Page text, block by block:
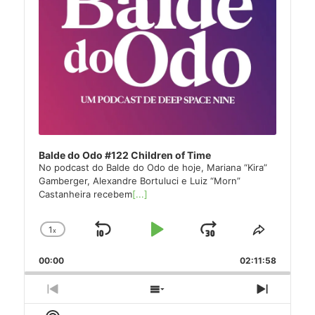
Balde do Odo #122 Children of Time
No podcast do Balde do Odo de hoje, Mariana “Kira”
Gamberger, Alexandre Bortuluci e Luiz “Morn”
Castanheira recebem[...]
Change
Rate
1x
Skip
Play
Jump
Forward
Share
Episode
00:00 02:11:58
Previous
Episode
Show
Episodes
Next
Episode